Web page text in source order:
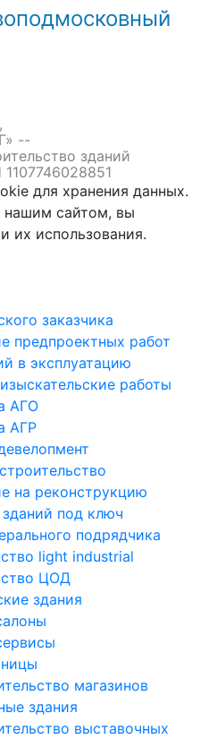
--
зданий
для хранения данных.
нашим сайтом, вы
их использования.
заказчика
предпроектных работ
в эксплуатацию
работы
АГО
АГР
на реконструкцию
под ключ
подрядчика
light industrial
ЦОД
здания
магазинов
здания
выставочных